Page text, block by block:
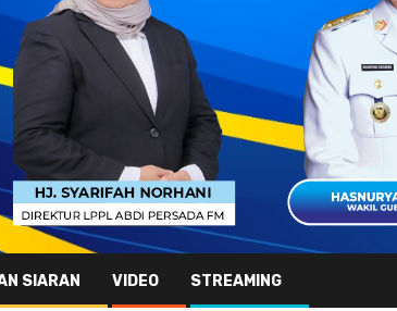
SIARAN VIDEO STREAMING